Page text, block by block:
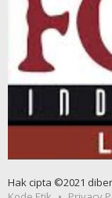
Hak cipta ©2021